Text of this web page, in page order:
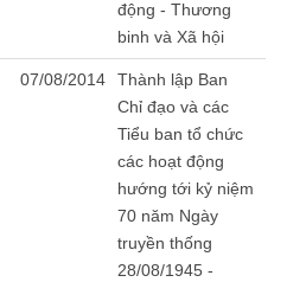
động - Thương
binh và Xã hội
07/08/2014
Thành lập Ban
Chỉ đạo và các
Tiểu ban tổ chức
các hoạt động
hướng tới kỷ niệm
70 năm Ngày
truyền thống
28/08/1945 -